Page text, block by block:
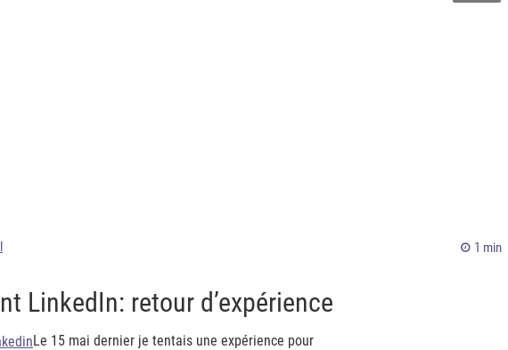
1 min
LinkedIn: retour d’expérience
Le 15 mai dernier je tentais une expérience pour